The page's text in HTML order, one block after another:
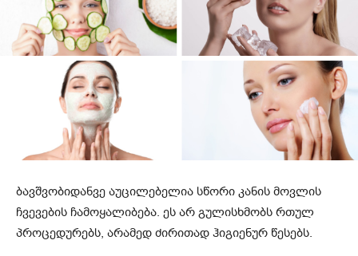
ბავშვობიდანვე აუცილებელია სწორი კანის მოვლის
ჩვევების ჩამოყალიბება. ეს არ გულისხმობს რთულ
პროცედურებს, არამედ ძირითად ჰიგიენურ წესებს.